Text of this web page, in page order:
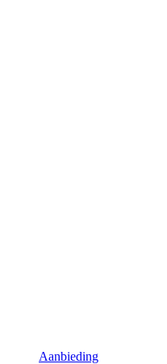
Aanbieding